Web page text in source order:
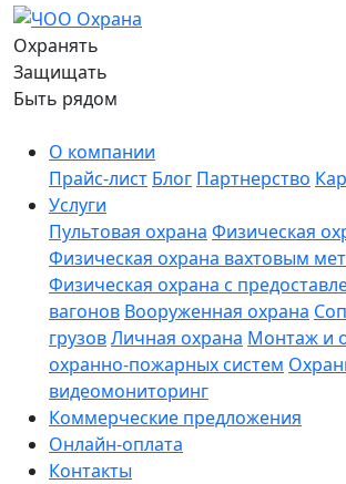
Охранять
Защищать
Быть рядом
О компании
Прайс-лист Блог Партнерство
Услуги
Пультовая охрана Физическая
Физическая охрана вахтовым
Физическая охрана с
вагонов Вооруженная охрана
грузовЛичная охрана Монтаж и
охранно-пожарных систем
видеомониторинг
Коммерческие предложения
Онлайн-оплата
Контакты